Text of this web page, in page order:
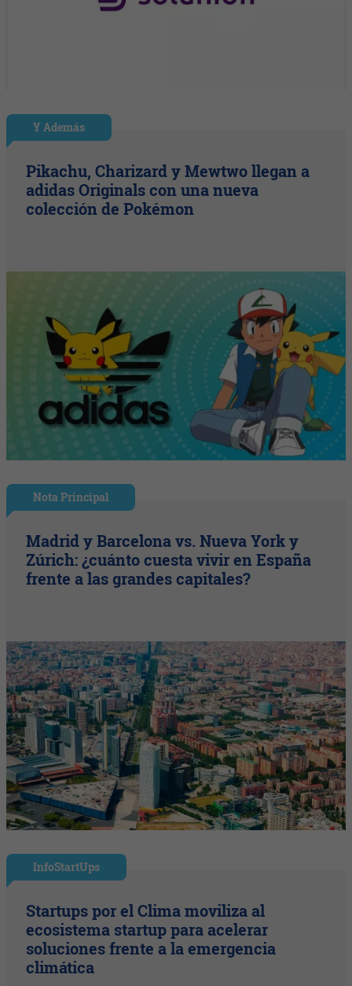
Y Además
Pikachu, Charizard y Mewtwo llegan a
adidas Originals con una nueva
colección de Pokémon
Nota Principal
Madrid y Barcelona vs. Nueva York y
Zúrich: ¿cuánto cuesta vivir en España
frente a las grandes capitales?
InfoStartUps
Startups por el Clima moviliza al
ecosistema startup para acelerar
soluciones frente a la emergencia
climática